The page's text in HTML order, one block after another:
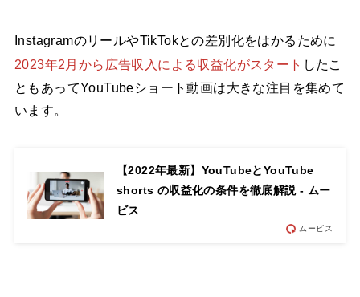
InstagramのリールやTikTokとの差別化をはかるために
2023年2月から広告収入による収益化がスタート したこ
ともあってYouTubeショート動画は大きな注目を集めて
います。
【2022年最新】YouTubeとYouTube
shorts の収益化の条件を徹底解説 - ムー
ビス
ムービス